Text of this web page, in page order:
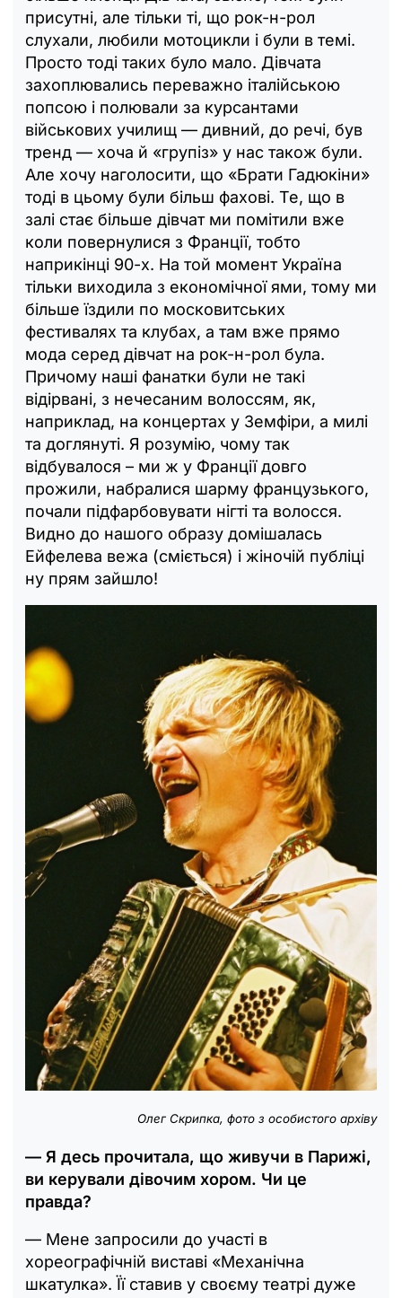
присутні, але тільки ті, що рок-н-рол
слухали, любили мотоцикли і були в темі.
Просто тоді таких було мало. Дівчата
захоплювались переважно італійською
попсою і полювали за курсантами
військових училищ — дивний, до речі, був
тренд — хоча й «групіз» у нас також були.
Але хочу наголосити, що «Брати Гадюкіни»
тоді в цьому були більш фахові. Те, що в
залі стає більше дівчат ми помітили вже
коли повернулися з Франції, тобто
наприкінці 90-х. На той момент Україна
тільки виходила з економічної ями, тому ми
більше їздили по московитських
фестивалях та клубах, а там вже прямо
мода серед дівчат на рок-н-рол була.
Причому наші фанатки були не такі
відірвані, з нечесаним волоссям, як,
наприклад, на концертах у Земфіри, а милі
та доглянуті. Я розумію, чому так
відбувалося – ми ж у Франції довго
прожили, набралися шарму французького,
почали підфарбовувати нігті та волосся.
Видно до нашого образу домішалась
Ейфелева вежа (сміється) і жіночій публіці
ну прям зайшло!
Олег Скрипка, фото з особистого архіву
— Я десь прочитала, що живучи в Парижі,
ви керували дівочим хором. Чи це
правда?
— Мене запросили до участі в
хореографічній виставі «Механічна
шкатулка». Її ставив у своєму театрі дуже